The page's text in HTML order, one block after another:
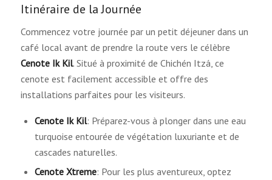
Itinéraire de la Journée
Commencez votre journée par un petit déjeuner dans un
café local avant de prendre la route vers le célèbre
Cenote Ik Kil. Situé à proximité de Chichén Itzá, ce
cenote est facilement accessible et offre des
installations parfaites pour les visiteurs.
Cenote Ik Kil: Préparez-vous à plonger dans une eau
turquoise entourée de végétation luxuriante et de
cascades naturelles.
Cenote Xtreme: Pour les plus aventureux, optez